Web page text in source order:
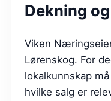
Dekning
Viken
Lørenskog. For
lokalkunnskap
hvilke salg er